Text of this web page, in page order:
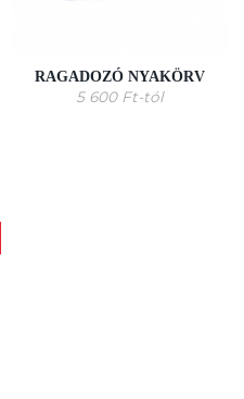
RAGADOZÓ NYAKÖRV
5 600 Ft-tól